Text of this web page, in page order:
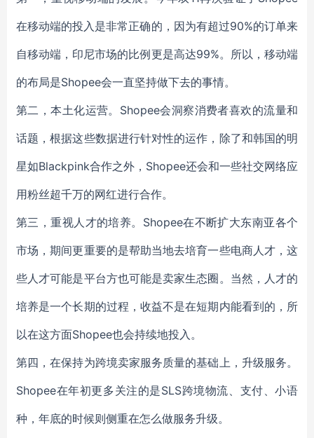
在移动端的投入是非常正确的，因为有超过90%的订单来
自移动端，印尼市场的比例更是高达99%。所以，移动端
的布局是Shopee会一直坚持做下去的事情。
第二，本土化运营。Shopee会洞察消费者喜欢的流量和
话题，根据这些数据进行针对性的运作，除了和韩国的明
星如Blackpink合作之外，Shopee还会和一些社交网络应
用粉丝超千万的网红进行合作。
第三，重视人才的培养。Shopee在不断扩大东南亚各个
市场，期间更重要的是帮助当地去培育一些电商人才，这
些人才可能是平台方也可能是卖家生态圈。当然，人才的
培养是一个长期的过程，收益不是在短期内能看到的，所
以在这方面Shopee也会持续地投入。
第四，在保持为跨境卖家服务质量的基础上，升级服务。
Shopee在年初更多关注的是SLS跨境物流、支付、小语
种，年底的时候则侧重在怎么做服务升级。